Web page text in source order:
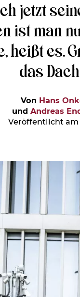
jetzt
ist man
heißt es.
das
Von Hans
und Andreas
Veröffentlicht am